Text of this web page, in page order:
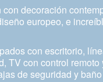
decoración
europeo, e
con escritorio,
TV con control
de seguridad y